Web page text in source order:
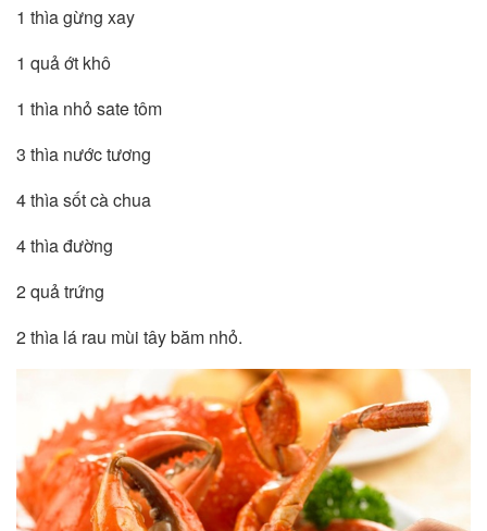
1 thìa gừng xay
1 quả ớt khô
1 thìa nhỏ sate tôm
3 thìa nước tương
4 thìa sốt cà chua
4 thìa đường
2 quả trứng
2 thìa lá rau mùi tây băm nhỏ.